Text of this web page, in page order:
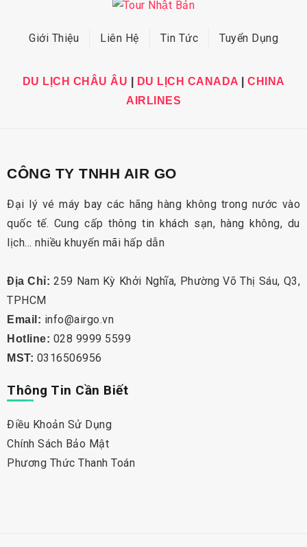
Giới Thiệu Liên Hệ Tin Tức Tuyển Dụng
DU LỊCH CHÂU ÂU DU LỊCH CANADA
CHINA
AIRLINES
CÔNG TY TNHH AIR GO
Đại lý vé máy bay các hãng hàng không trong nước vào
quốc tế. Cung cấp thông tin khách sạn, hàng không, du
lịch… nhiều khuyến mãi hấp dẫn
Địa Chỉ: 259 Nam Kỳ Khởi Nghĩa, Phường Võ Thị Sáu, Q3,
TPHCM
Email: info@airgo.vn
Hotline: 028 9999 5599
MST: 0316506956
Thông Tin Cần Biết
Điều Khoản Sử Dụng
Chính Sách Bảo Mật
Phương Thức Thanh Toán